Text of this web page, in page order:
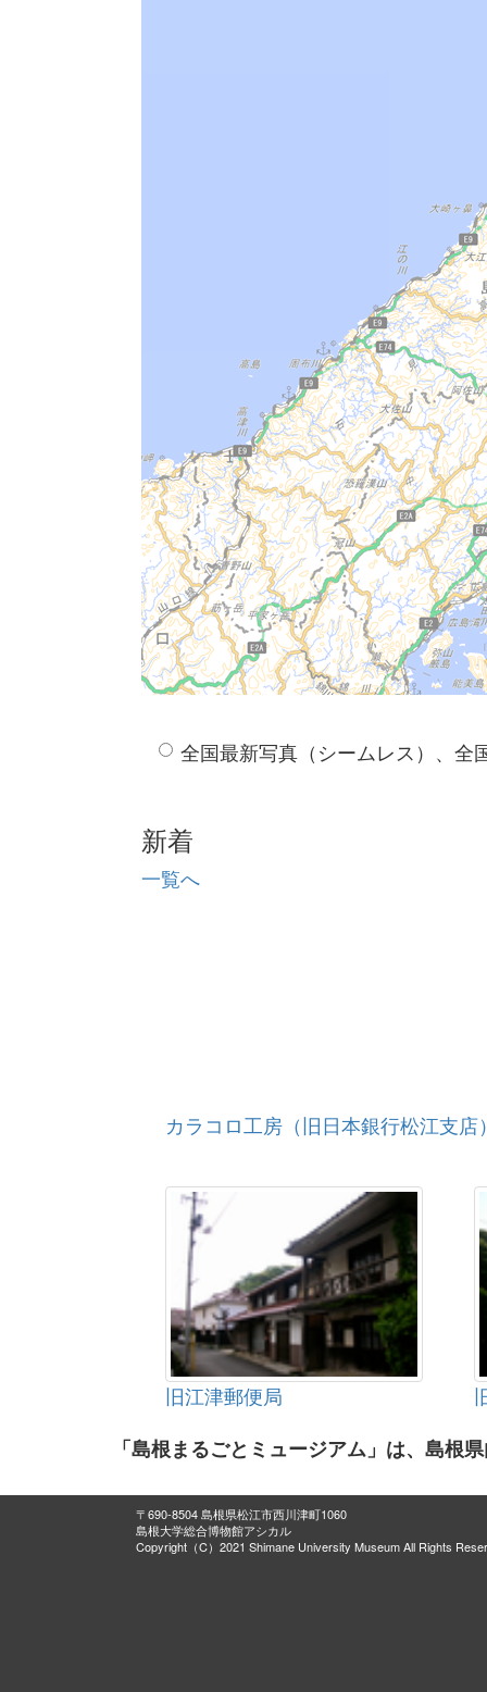
全国最新写真（シームレス）、全
新着
一覧へ
カラコロ工房（旧日本銀行松江支店
旧江津郵便局
「島根まるごとミュージアム」は、島根
〒690-8504 島根県松江市西川津町1060
島根大学総合博物館アシカル
Copyright（C）2021 Shimane University Museum All Rights